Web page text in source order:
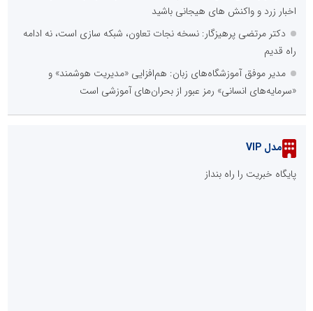
اخبار زرد و واکنش های هیجانی باشید
دکتر مرتضی پرهیزگار: نسخه نجات تعاون، شبکه سازی است، نه ادامه
راه قدیم
مدیر موفق آموزشگاه‌های زبان: هم‌افزایی «مدیریت هوشمند» و
«سرمایه‌های انسانی» رمز عبور از بحران‌های آموزشی است
مدل VIP
پایگاه خبریت را راه بنداز